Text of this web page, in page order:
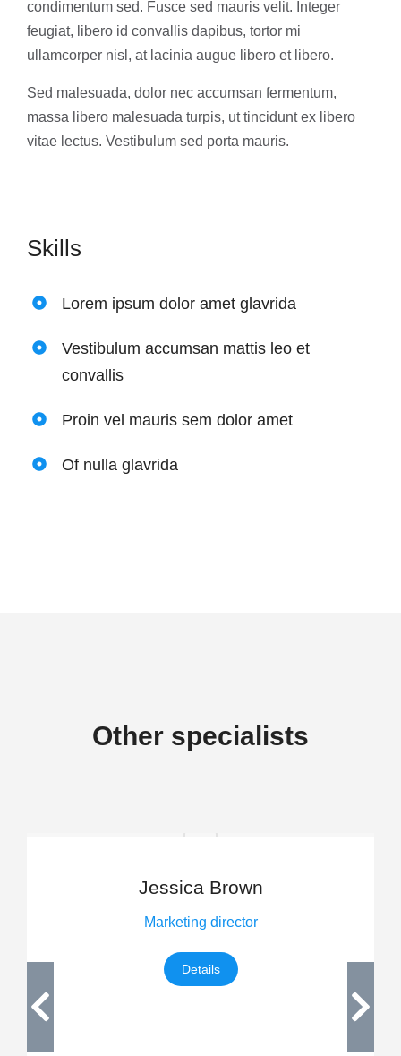
condimentum sed. Fusce sed mauris velit. Integer
feugiat, libero id convallis dapibus, tortor mi
ullamcorper nisl, at lacinia augue libero et libero.
Sed malesuada, dolor nec accumsan fermentum,
massa libero malesuada turpis, ut tincidunt ex libero
vitae lectus. Vestibulum sed porta mauris.
Skills
Lorem ipsum dolor amet glavrida
Vestibulum accumsan mattis leo et
convallis
Proin vel mauris sem dolor amet
Of nulla glavrida
Other specialists
Jessica Brown
Marketing director
Details